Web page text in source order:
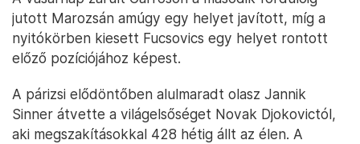
jutott Marozsán amúgy egy helyet javított, míg a
nyitókörben kiesett Fucsovics egy helyet rontott
előző pozíciójához képest.
A párizsi elődöntőben alulmaradt olasz Jannik
Sinner átvette a világelsőséget Novak Djokovictól,
aki megszakításokkal 428 hétig állt az élen. A